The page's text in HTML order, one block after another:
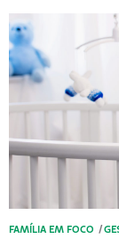
FAMÍLIA EM FOCO /